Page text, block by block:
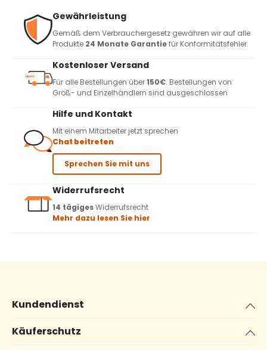
Gewährleistung
Gemäß dem Verbrauchergesetz gewähren wir auf alle
Produkte 24 Monate Garantiefür Konformitätsfehler.
Kostenloser Versand
Für alle Bestellungen über150€. Bestellungen von
Groß- und Einzelhändlern sind ausgeschlossen
Hilfe und Kontakt
Mit einem Mitarbeiter jetzt sprechen
Chat beitreten
Sprechen Sie mit uns
Widerrufsrecht
14 tägigesWiderrufsrecht
Mehr dazu lesen Sie hier
Kundendienst
Käuferschutz